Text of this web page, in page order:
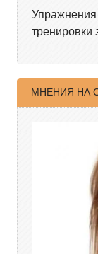
Упражнения
тренировки
МНЕНИЯ НА